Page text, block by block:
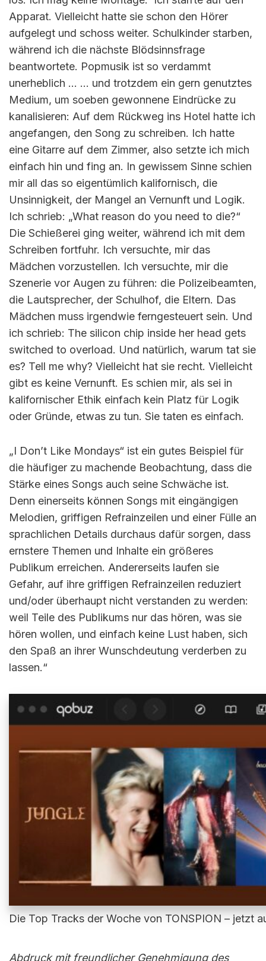
Apparat. Vielleicht hatte sie schon den Hörer
aufgelegt und schoss weiter. Schulkinder starben,
während ich die nächste Blödsinnsfrage
beantwortete. Popmusik ist so verdammt
unerheblich … … und trotzdem ein gern genutztes
Medium, um soeben gewonnene Eindrücke zu
kanalisieren: Auf dem Rückweg ins Hotel hatte ich
angefangen, den Song zu schreiben. Ich hatte
eine Gitarre auf dem Zimmer, also setzte ich mich
einfach hin und fing an. In gewissem Sinne schien
mir all das so eigentümlich kalifornisch, die
Unsinnigkeit, der Mangel an Vernunft und Logik.
Ich schrieb: „What reason do you need to die?“
Die Schießerei ging weiter, während ich mit dem
Schreiben fortfuhr. Ich versuchte, mir das
Mädchen vorzustellen. Ich versuchte, mir die
Szenerie vor Augen zu führen: die Polizeibeamten,
die Lautsprecher, der Schulhof, die Eltern. Das
Mädchen muss irgendwie ferngesteuert sein. Und
ich schrieb: The silicon chip inside her head gets
switched to overload. Und natürlich, warum tat sie
es? Tell me why? Vielleicht hat sie recht. Vielleicht
gibt es keine Vernunft. Es schien mir, als sei in
kalifornischer Ethik einfach kein Platz für Logik
oder Gründe, etwas zu tun. Sie taten es einfach.
„I Don’t Like Mondays“ ist ein gutes Beispiel für
die häufiger zu machende Beobachtung, dass die
Stärke eines Songs auch seine Schwäche ist.
Denn einerseits können Songs mit eingängigen
Melodien, griffigen Refrainzeilen und einer Fülle an
sprachlichen Details durchaus dafür sorgen, dass
ernstere Themen und Inhalte ein größeres
Publikum erreichen. Andererseits laufen sie
Gefahr, auf ihre griffigen Refrainzeilen reduziert
und/oder überhaupt nicht verstanden zu werden:
weil Teile des Publikums nur das hören, was sie
hören wollen, und einfach keine Lust haben, sich
den Spaß an ihrer Wunschdeutung verderben zu
lassen.“
Die Top Tracks der Woche von TONSPION – jetzt
Abdruck mit freundlicher Genehmigung des